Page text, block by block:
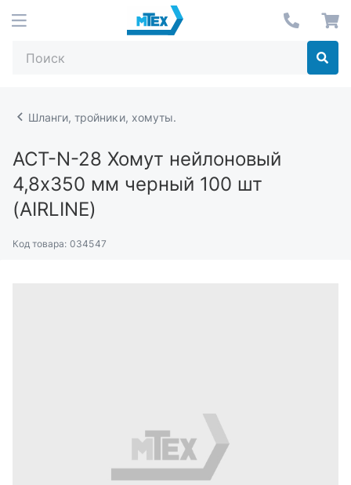
Шланги, тройники, хомуты.
ACT-N-28 Хомут нейлоновый
4,8х350 мм черный 100 шт
(AIRLINE)
Код товара: 034547